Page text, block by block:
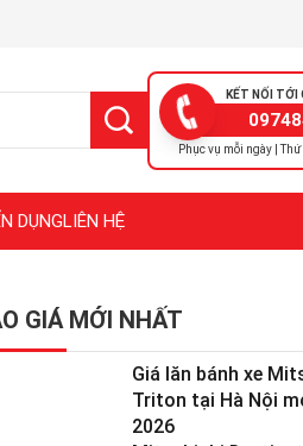
KẾT NỐI TỚI
Phục vụ mỗi ngày |
DỤNGLIÊN HỆ
GIÁ MỚI NHẤT
Giá lăn bánh xe
Triton tại Hà Nội
2026